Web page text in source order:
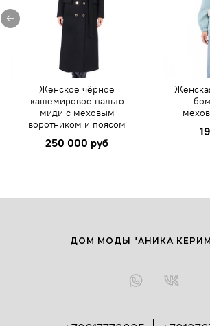
Женское чёрное
кашемировое пальто
миди с меховым
воротником и поясом
250 000 руб
ДОМ МОДЫ "АНИКА